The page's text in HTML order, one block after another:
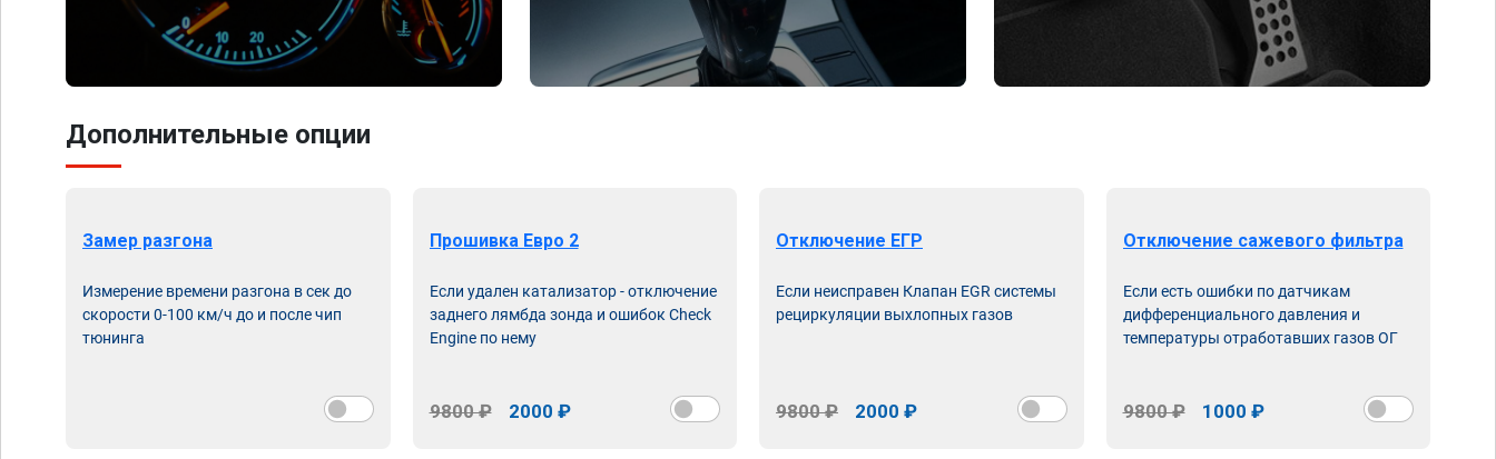
Дополнительные опции
Замер разгона
Измерение времени разгона в сек до
скорости 0-100 км/ч до и после чип
тюнинга
Прошивка Евро 2
Если удален катализатор - отключение
заднего лямбда зонда и ошибок Check
Engine по нему
9800 ₽ 2000 ₽
Отключение ЕГР
Если неисправен Клапан EGR системы
рециркуляции выхлопных газов
9800 ₽ 2000 ₽
Отключение сажевого фильтра
Если есть ошибки по датчикам
дифференциального давления и
температуры отработавших газов ОГ
9800 ₽ 1000 ₽